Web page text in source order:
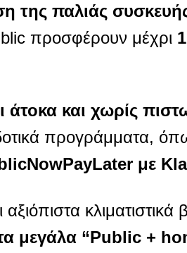
της παλιάς
προσφέρουν μέχρι
άτοκα και χωρίς
προγράμματα,
με
κλιματιστικά
μεγάλα “Public +